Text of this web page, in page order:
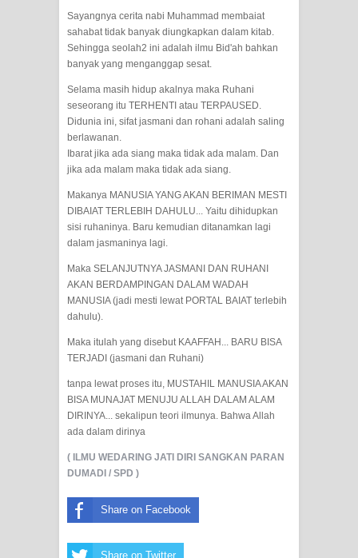
Sayangnya cerita nabi Muhammad membaiat
sahabat tidak banyak diungkapkan dalam kitab.
Sehingga seolah2 ini adalah ilmu Bid'ah bahkan
banyak yang menganggap sesat.
Selama masih hidup akalnya maka Ruhani
seseorang itu TERHENTI atau TERPAUSED.
Didunia ini, sifat jasmani dan rohani adalah saling
berlawanan.
Ibarat jika ada siang maka tidak ada malam. Dan
jika ada malam maka tidak ada siang.
Makanya MANUSIA YANG AKAN BERIMAN MESTI
DIBAIAT TERLEBIH DAHULU... Yaitu dihidupkan
sisi ruhaninya. Baru kemudian ditanamkan lagi
dalam jasmaninya lagi.
Maka SELANJUTNYA JASMANI DAN RUHANI
AKAN BERDAMPINGAN DALAM WADAH
MANUSIA (jadi mesti lewat PORTAL BAIAT terlebih
dahulu).
Maka itulah yang disebut KAAFFAH... BARU BISA
TERJADI (jasmani dan Ruhani)
tanpa lewat proses itu, MUSTAHIL MANUSIA AKAN
BISA MUNAJAT MENUJU ALLAH DALAM ALAM
DIRINYA... sekalipun teori ilmunya. Bahwa Allah
ada dalam dirinya
( ILMU WEDARING JATI DIRI SANGKAN PARAN
DUMADI / SPD )
Share on Facebook
Share on Twitter